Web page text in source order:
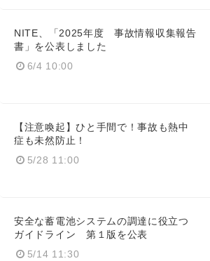
NITE、「2025年度 事故情報収集報告
書」を公表しました
6/4 10:00
【注意喚起】ひと手間で！事故も熱中
症も未然防止！
5/28 11:00
安全な蓄電池システムの調達に役立つ
ガイドライン 第１版を公表
5/14 11:30